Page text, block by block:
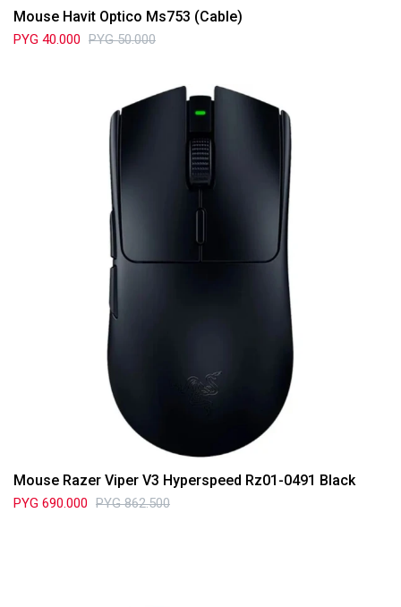
Mouse Havit Optico Ms753 (Cable)
PYG 40.000 PYG 50.000
Mouse Razer Viper V3 Hyperspeed Rz01-0491 Black
PYG 690.000 PYG 862.500